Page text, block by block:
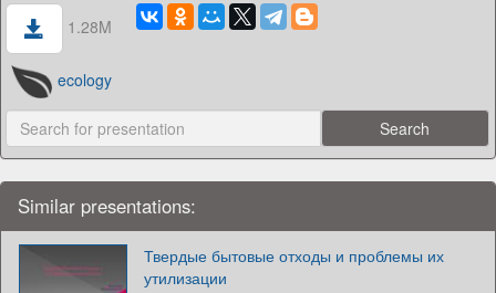
1.28M
ecology
Similar presentations:
Твердые бытовые отходы и проблемы их
утилизации